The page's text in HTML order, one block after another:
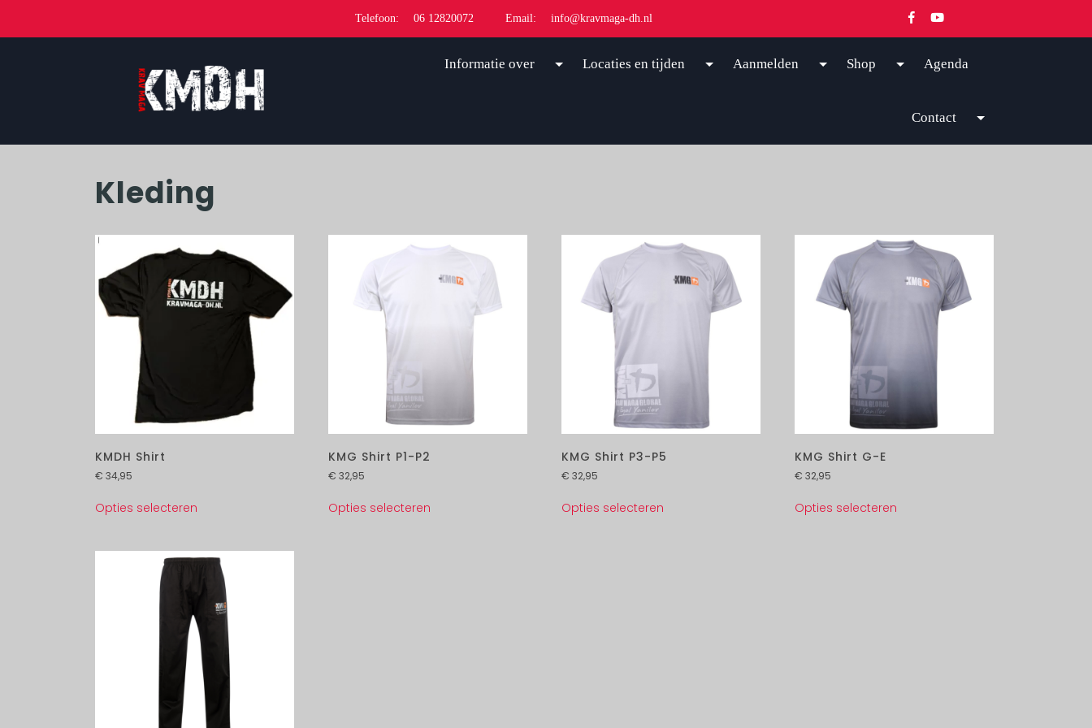
Telefoon: 06 12820072 Email: info@kravmaga-dh.nl
Informatie over Locaties en tijden Aanmelden Shop Agenda
Contact
Kleding
KMDH Shirt
€ 34,95
Opties selecteren
KMG Shirt P1-P2
€ 32,95
Opties selecteren
KMG Shirt P3-P5
€ 32,95
Opties selecteren
KMG Shirt G-E
€ 32,95
Opties selecteren